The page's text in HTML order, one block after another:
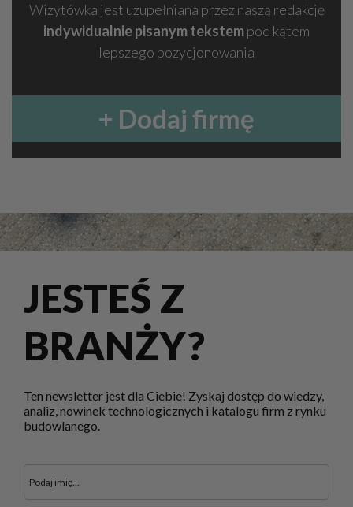
Wizytówka jest uzupełniana przez naszą redakcję
indywidualnie pisanym tekstempod kątem
lepszego pozycjonowania
+ Dodaj firmę
JESTEŚ Z
BRANŻY?
Ten newsletter jest dla Ciebie! Zyskaj dostęp do wiedzy,
analiz, nowinek technologicznych i katalogu firm z rynku
budowlanego.